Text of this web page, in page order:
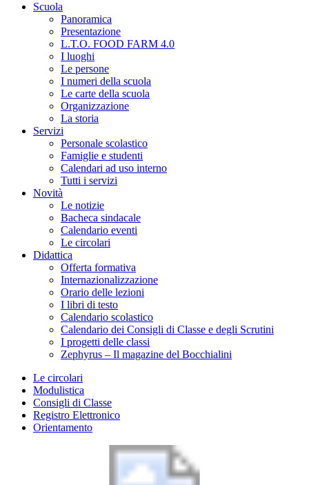
Scuola
Panoramica
Presentazione
L.T.O. FOOD FARM 4.0
I luoghi
Le persone
I numeri della scuola
Le carte della scuola
Organizzazione
La storia
Servizi
Personale scolastico
Famiglie e studenti
Calendari ad uso interno
Tutti i servizi
Novità
Le notizie
Bacheca sindacale
Calendario eventi
Le circolari
Didattica
Offerta formativa
Internazionalizzazione
Orario delle lezioni
I libri di testo
Calendario scolastico
Calendario dei Consigli di Classe e degli Scrutini
I progetti delle classi
Zephyrus – Il magazine del Bocchialini
Le circolari
Modulistica
Consigli di Classe
Registro Elettronico
Orientamento